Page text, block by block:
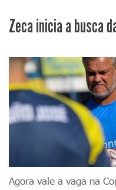
Zeca inicia a busca
Agora vale a vaga na